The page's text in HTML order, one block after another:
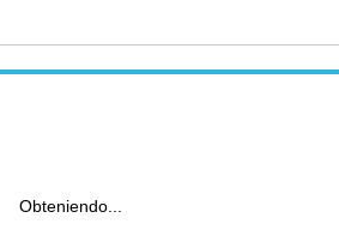
Obteniendo...